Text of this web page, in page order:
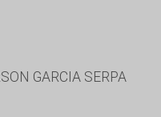
GARCIA SERPA